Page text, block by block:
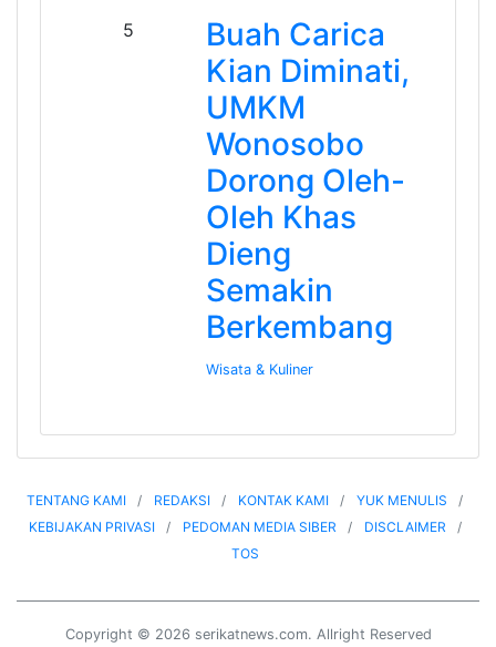
5
Buah Carica
Kian Diminati,
UMKM
Wonosobo
Dorong Oleh-
Oleh Khas
Dieng
Semakin
Berkembang
Wisata & Kuliner
TENTANG KAMI REDAKSI KONTAK KAMI
YUK MENULIS
KEBIJAKAN PRIVASI
PEDOMAN MEDIA SIBER
DISCLAIMER
TOS
Copyright © 2026 serikatnews.com. Allright Reserved